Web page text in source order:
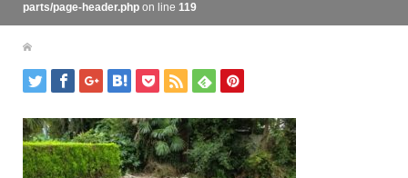
parts/page-header.phpon line 119